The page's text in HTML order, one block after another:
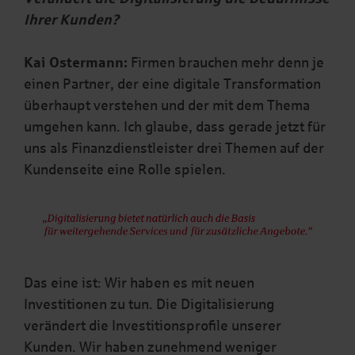
Ihrer Kunden?
Kai Ostermann: Firmen brauchen mehr denn je
einen Partner, der eine digitale Transformation
überhaupt verstehen und der mit dem Thema
umgehen kann. Ich glaube, dass gerade jetzt für
uns als Finanzdienstleister drei Themen auf der
Kundenseite eine Rolle spielen.
Das eine ist: Wir haben es mit neuen
Investitionen zu tun. Die Digitalisierung
verändert die Investitionsprofile unserer
Kunden. Wir haben zunehmend weniger